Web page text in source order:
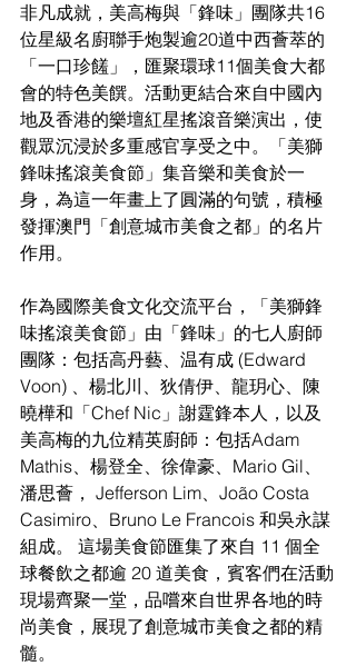
非凡成就，美高梅與「鋒味」團隊共16
位星級名廚聯手炮製逾20道中西薈萃的
「一口珍饈」， 匯聚環球11個美食大都
會的特色美饌。活動更結合來自中國內
地及香港的樂壇紅星搖滾音樂演出，使
觀眾沉浸於多重感官享受之中。「美獅
鋒味搖滾美食節」集音樂和美食於一
身，為這一年畫上了圓滿的句號，積極
發揮澳門「創意城市美食之都」的名片
作用。
作為國際美食文化交流平台，「美獅鋒
味搖滾美食節」由「鋒味」的七人廚師
團隊：包括高丹藝、温有成 (Edward
Voon) 、 楊北川、狄倩伊、龍玥心、陳
曉樺和「Chef Nic」 謝霆鋒本人，以及
美高梅的九位精英廚師：包括Adam
Mathis、 楊登全、徐偉豪、 Mario Gil、
潘思薈， Jefferson Lim、João Costa
Casimiro、Bruno Le Francois 和吳永謀
組成。
這場美食節匯集了來自 11 個全
球餐飲之都逾 20 道美食，賓客們在活動
現場齊聚一堂，品嚐來自世界各地的時
尚美食，展現了創意城市美食之都的精
髓。